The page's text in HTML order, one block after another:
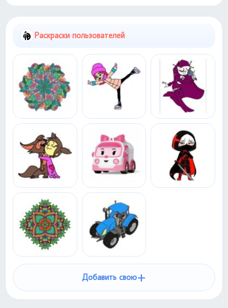
Раскраски пользователей
Добавить свою+